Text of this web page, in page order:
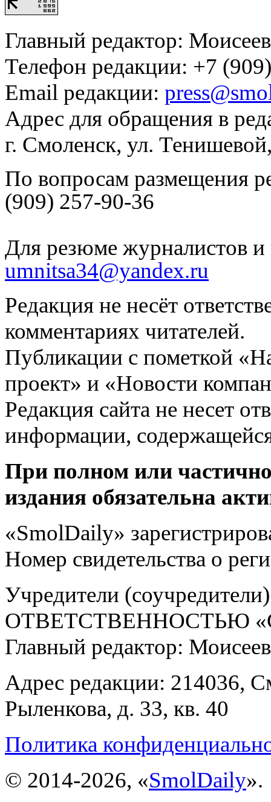
Главный редактор:
Телефон редакции: +7
Email редакции:
Адрес для обращения в
г. Смоленск, ул.
По вопросам размещения
(909) 257-90-36
Для резюме журналистов и
umnitsa34@yandex.ru
Редакция не несёт
комментариях читателей.
Публикации с пометкой
проект» и «Новости
Редакция сайта не несет
информации,
При полном или
издания обязательна
«SmolDaily»
Номер свидетельства о
Учредители
ОТВЕТСТВЕННОСТЬЮ
Главный редактор:
Адрес редакции: 214036,
Рыленкова, д. 33, кв. 40
Политика
© 2014-2026, «SmolDaily».